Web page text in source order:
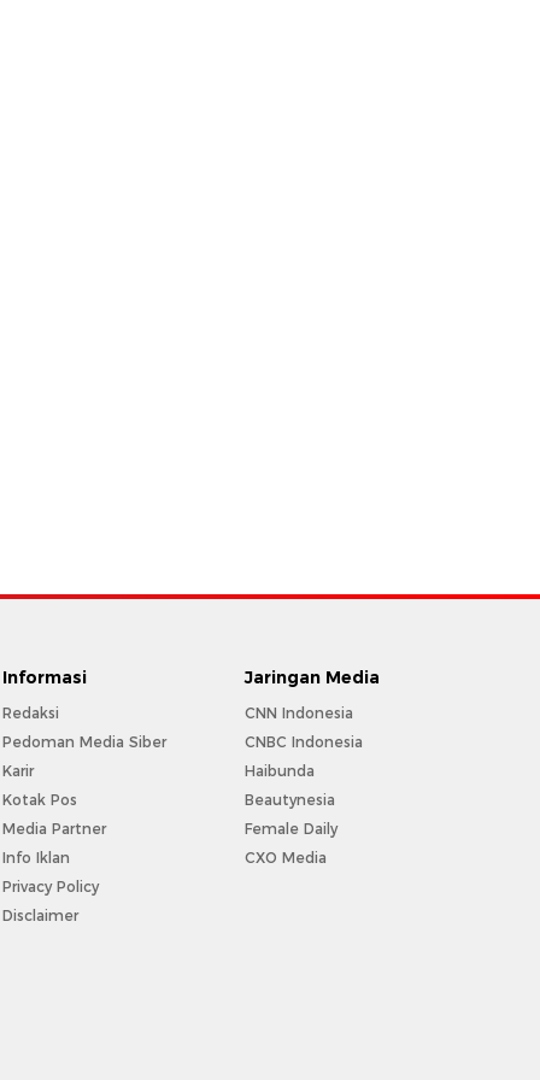
Informasi
Redaksi
Pedoman Media Siber
Karir
Kotak Pos
Media Partner
Info Iklan
Privacy Policy
Disclaimer
Jaringan Media
CNN Indonesia
CNBC Indonesia
Haibunda
Beautynesia
Female Daily
CXO Media